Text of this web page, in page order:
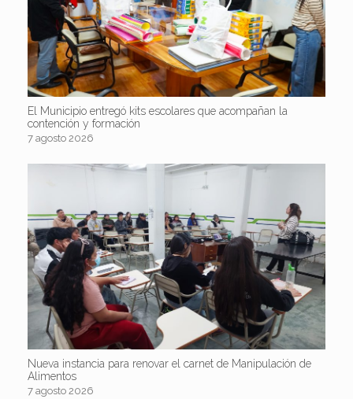
El Municipio entregó kits escolares que acompañan la
contención y formación
7 agosto 2026
Nueva instancia para renovar el carnet de Manipulación de
Alimentos
7 agosto 2026